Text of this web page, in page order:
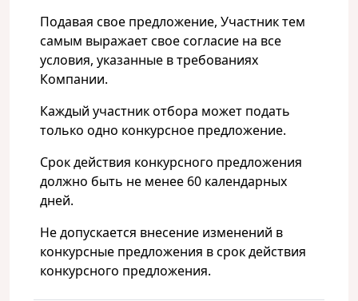
Подавая свое предложение, Участник тем
самым выражает свое согласие на все
условия, указанные в требованиях
Компании.
Каждый участник отбора может подать
только одно конкурсное предложение.
Срок действия конкурсного предложения
должно быть не менее 60 календарных
дней.
Не допускается внесение изменений в
конкурсные предложения в срок действия
конкурсного предложения.